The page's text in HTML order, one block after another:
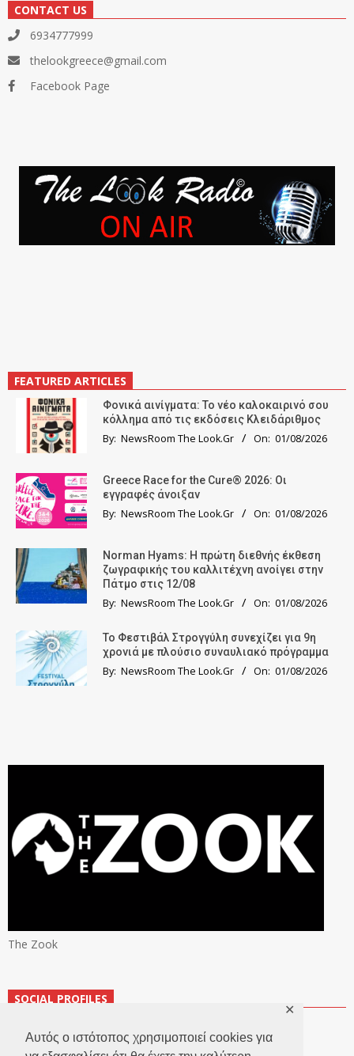
Αυτός ο ιστότοπος χρησιμοποιεί cookies για
✕
CONTACT US
6934777999
thelookgreece@gmail.com
Facebook Page
FEATURED ARTICLES
Φονικά αινίγματα: Το νέο καλοκαιρινό σου
κόλλημα από τις εκδόσεις Κλειδάριθμος
By: NewsRoom The Look.Gr On: 01/08/2026
Greece Race for the Cure® 2026: Οι
εγγραφές άνοιξαν
By: NewsRoom The Look.Gr On: 01/08/2026
Norman Hyams: Η πρώτη διεθνής έκθεση
ζωγραφικής του καλλιτέχνη ανοίγει στην
Πάτμο στις 12/08
By: NewsRoom The Look.Gr On: 01/08/2026
Το Φεστιβάλ Στρογγύλη συνεχίζει για 9η
χρονιά με πλούσιο συναυλιακό πρόγραμμα
By: NewsRoom The Look.Gr On: 01/08/2026
The Zook
SOCIAL PROFILES